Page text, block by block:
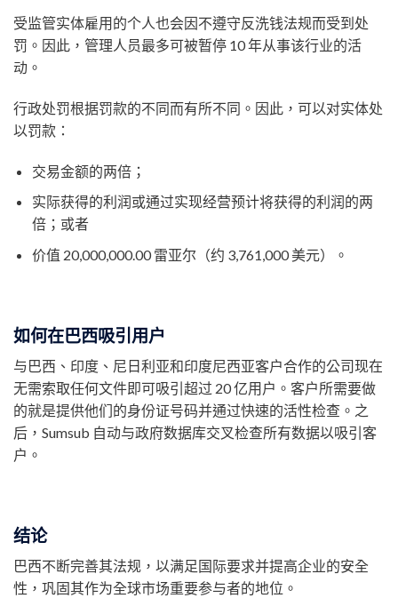
受监管实体雇用的个人也会因不遵守反洗钱法规而受到处
罚。因此，管理人员最多可被暂停 10 年从事该行业的活
动。
行政处罚根据罚款的不同而有所不同。因此，可以对实体处
以罚款：
交易金额的两倍；
实际获得的利润或通过实现经营预计将获得的利润的两
倍；或者
价值 20,000,000.00 雷亚尔（约 3,761,000 美元）。
如何在巴西吸引用户
与巴西、印度、尼日利亚和印度尼西亚客户合作的公司现在
无需索取任何文件即可吸引超过 20 亿用户。客户所需要做
的就是提供他们的身份证号码并通过快速的活性检查。之
后，Sumsub 自动与政府数据库交叉检查所有数据以吸引客
户。
结论
巴西不断完善其法规，以满足国际要求并提高企业的安全
性，巩固其作为全球市场重要参与者的地位。